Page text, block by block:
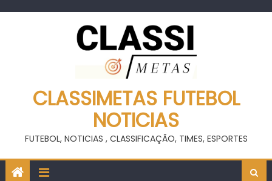
CLASSIMETAS FUTEBOL
NOTICIAS
FUTEBOL, NOTICIAS , CLASSIFICAÇÃO, TIMES, ESPORTES